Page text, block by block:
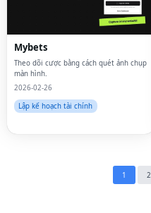
Mybets
Theo dõi cược bằng cách quét ảnh chụp
màn hình.
2026-02-26
Lập kế hoạch tài chính
1 2